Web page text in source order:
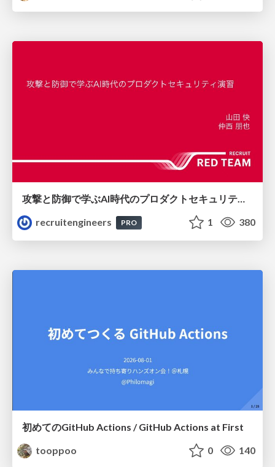
攻撃と防御で学ぶAI時代のプロダクトセキュリティ演習
recruitengineers
PRO 1 380
初めてのGitHub Actions / GitHub Actions at First
tooppoo
0 140